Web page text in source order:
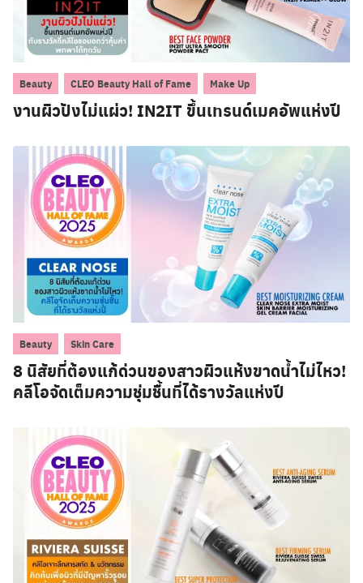
Beauty CLEO Beauty Hall of Fame Make Up
งานผิวปังไม่แผ่ว! IN2IT ขึ้นเทรนด์เมคอัพแห่งปี
Beauty Skin Care
8 นิสัยที่ต้องแก้ด่วนของสาวผิวแห้งขาดน้ำไม่ไหว!
คลีโอจัดเต็มความชุ่มชื้นที่ได้รางวัลแห่งปี